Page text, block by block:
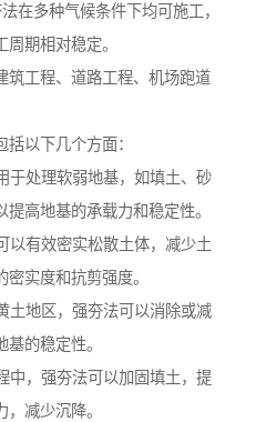
在多种气候条件下均可施工，
期相对稳定。
筑工程、道路工程、机场跑道
以下几个方面：
于处理软弱地基，如填土、砂
高地基的承载力和稳定性。
以有效密实松散土体，减少土
实度和抗剪强度。
土地区，强夯法可以消除或减
的稳定性。
中，强夯法可以加固填土，提
减少沉降。